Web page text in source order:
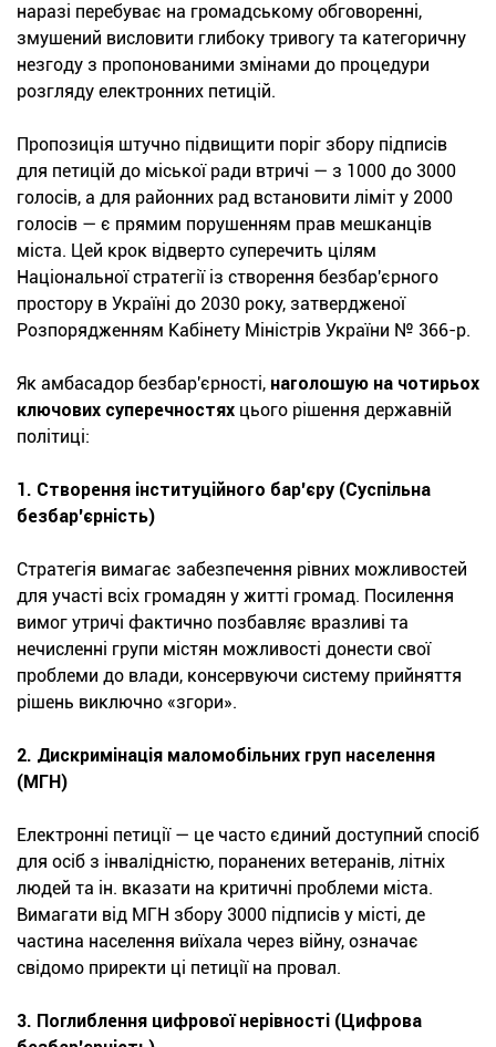
наразі перебуває на громадському обговоренні,
змушений висловити глибоку тривогу та категоричну
незгоду з пропонованими змінами до процедури
розгляду електронних петицій.
Пропозиція штучно підвищити поріг збору підписів
для петицій до міської ради втричі — з 1000 до 3000
голосів, а для районних рад встановити ліміт у 2000
голосів — є прямим порушенням прав мешканців
міста. Цей крок відверто суперечить цілям
Національної стратегії із створення безбар'єрного
простору в Україні до 2030 року, затвердженої
Розпорядженням Кабінету Міністрів України № 366-р.
Як амбасадор безбар'єрності, наголошую на чотирьох
ключових суперечностях цього рішення державній
політиці:
1. Створення інституційного бар'єру (Суспільна
безбар'єрність)
Стратегія вимагає забезпечення рівних можливостей
для участі всіх громадян у житті громад. Посилення
вимог утричі фактично позбавляє вразливі та
нечисленні групи містян можливості донести свої
проблеми до влади, консервуючи систему прийняття
рішень виключно «згори».
2. Дискримінація маломобільних груп населення
(МГН)
Електронні петиції — це часто єдиний доступний спосіб
для осіб з інвалідністю, поранених ветеранів, літніх
людей та ін. вказати на критичні проблеми міста.
Вимагати від МГН збору 3000 підписів у місті, де
частина населення виїхала через війну, означає
свідомо приректи ці петиції на провал.
3. Поглиблення цифрової нерівності (Цифрова